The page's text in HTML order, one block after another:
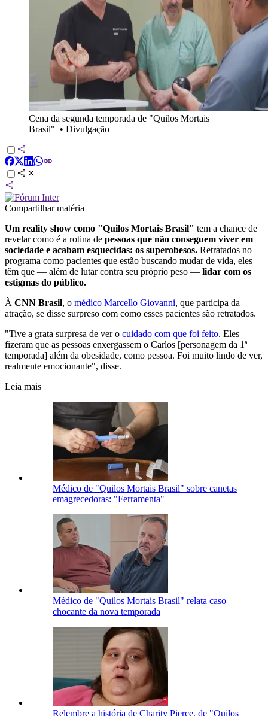
Cena da segunda temporada de "Quilos Mortais
Brasil" • Divulgação
Compartilhar matéria
Um reality show como "Quilos Mortais Brasil" tem a chance de
revelar como é a rotina de pessoas que não conseguem viver em
sociedade e acabam esquecidas: os superobesos. Retratados no
programa como pacientes que estão buscando mudar de vida, eles
têm que — além de lutar contra seu próprio peso — lidar com os
estigmas do público.
À CNN Brasil, o médico Marcello Giovanni, que participa da
atração, se disse surpreso com como esses pacientes são retratados.
"Tive a grata surpresa de ver o cuidado com que foi feito. Eles
fizeram que as pessoas enxergassem o Carlos [personagem da 1ª
temporada] além da obesidade, como pessoa. Foi muito lindo de ver,
realmente emocionante", disse.
Leia mais
Médico de "Quilos Mortais Brasil" sobre canetas
emagrecedoras: "Ferramenta"
Médico de "Quilos Mortais Brasil" relata caso
chocante da nova temporada
Relembre a história de Charity Pierce, de "Quilos